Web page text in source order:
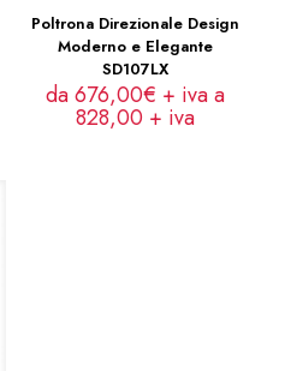
Poltrona Direzionale Design
Moderno e Elegante
SD107LX
da 676,00€ + iva a
828,00 + iva